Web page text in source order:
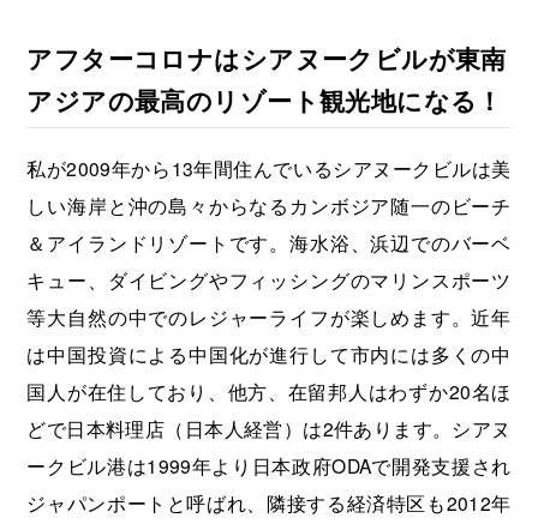
アフターコロナはシアヌークビルが東南
アジアの最高のリゾート観光地になる！
私が2009年から13年間住んでいるシアヌークビルは美
しい海岸と沖の島々からなるカンボジア随一のビーチ
＆アイランドリゾートです。海水浴、浜辺でのバーベ
キュー、ダイビングやフィッシングのマリンスポーツ
等大自然の中でのレジャーライフが楽しめます。近年
は中国投資による中国化が進行して市内には多くの中
国人が在住しており、他方、在留邦人はわずか20名ほ
どで日本料理店（日本人経営）は2件あります。シアヌ
ークビル港は1999年より日本政府ODAで開発支援され
ジャパンポートと呼ばれ、隣接する経済特区も2012年